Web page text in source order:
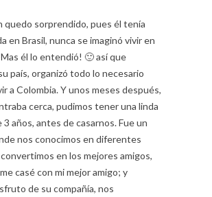
quedo sorprendido, pues él tenía
en Brasil, nunca se imaginó vivir en
él lo entendió! 🙂 así que
país, organizó todo lo necesario
a Colombia. Y unos meses después,
cerca, pudimos tener una linda
3 años, antes de casarnos. Fue un
nos conocimos en diferentes
en los mejores amigos,
casé con mi mejor amigo; y
de su compañía, nos